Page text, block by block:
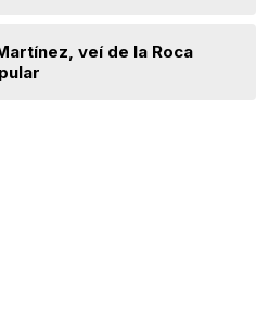
veí de la Roca